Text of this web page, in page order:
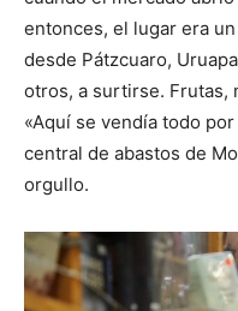
entonces, el lugar era
desde Pátzcuaro,
otros, a surtirse. Frutas,
«Aquí se vendía todo
central de abastos de
orgullo.